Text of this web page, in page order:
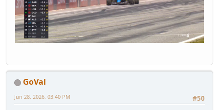
GoVal
#50
Jun 28, 2026, 03:40 PM